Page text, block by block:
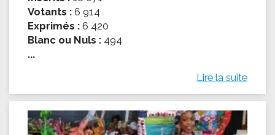
Votants : 6 914
Exprimés : 6 420
Blanc ou Nuls : 494
...
Lire la suite